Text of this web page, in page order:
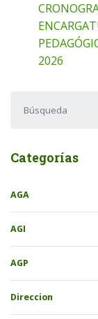
2026
Categorías
AGA
AGI
AGP
Direccion